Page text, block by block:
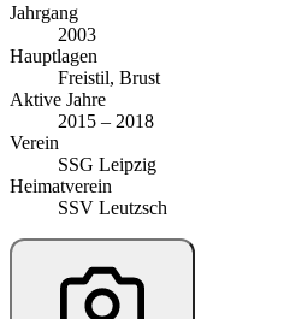
Jahrgang
2003
Hauptlagen
Freistil, Brust
Aktive Jahre
2015 – 2018
Verein
SSG Leipzig
Heimatverein
SSV Leutzsch